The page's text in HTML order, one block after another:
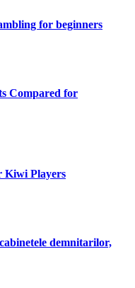
for beginners
Compared for
Kiwi Players
demnitarilor,